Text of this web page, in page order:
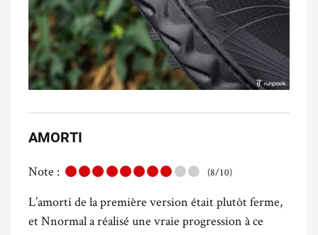
AMORTI
Note : (8/10)
L’amorti de la première version était plutôt ferme,
et Nnormal a réalisé une vraie progression à ce